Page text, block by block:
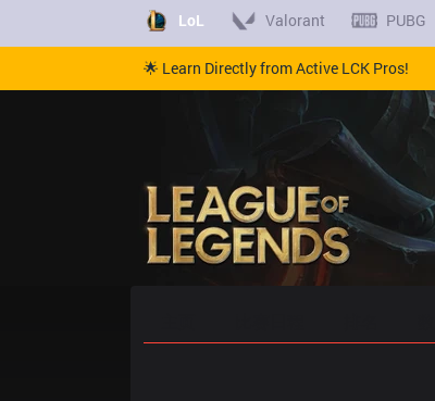
LoL Valorant PUBG
🌟 Learn Directly from Active LCK Pros!